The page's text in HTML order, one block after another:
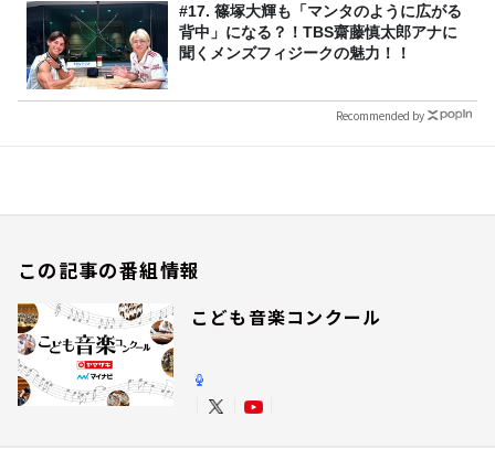
#17. 篠塚大輝も「マンタのように広がる
背中」になる？！TBS齋藤慎太郎アナに
聞くメンズフィジークの魅力！！
Recommended by
この記事の番組情報
こども音楽コンクール